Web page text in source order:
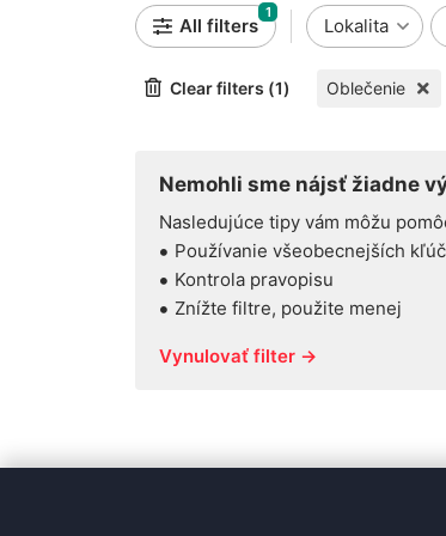
All filters
1
Lokalita
Clear filters (1) Oblečenie
Nemohli sme nájsť žiadne
Nasledujúce tipy vám môžu
Používanie všeobecnejších
Kontrola pravopisu
Znížte filtre, použite menej
Vynulovať filter →